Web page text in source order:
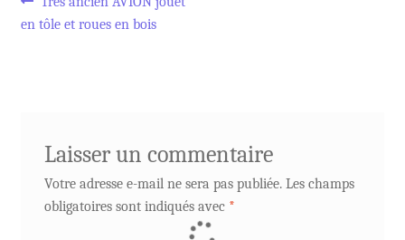
précédent :
en tôle et roues en bois
Laisser un commentaire
Votre adresse e-mail ne sera pas publiée. Les champs
obligatoires sont indiqués avec *